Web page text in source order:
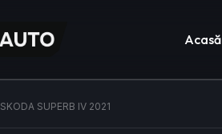
Acasă
SKODA SUPERB IV 2021